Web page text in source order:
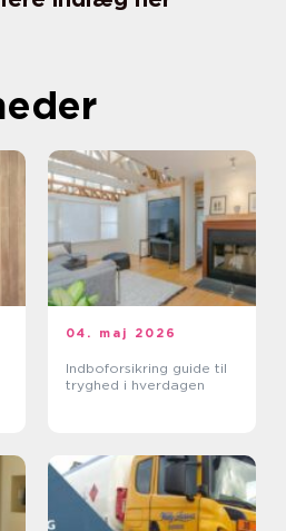
04. maj 2026
Indboforsikring guide til
tryghed i hverdagen